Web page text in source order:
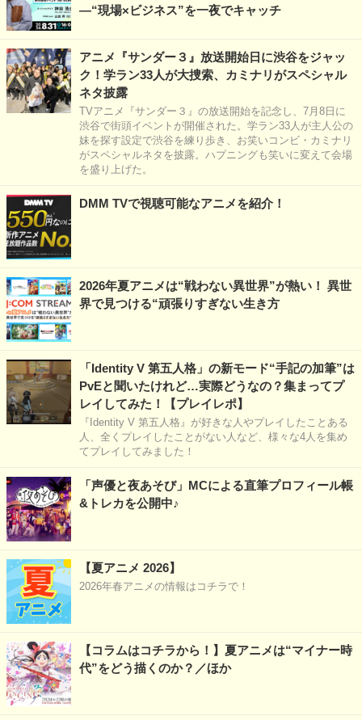
―“現場×ビジネス”を一夜でキャッチ
アニメ『サンダー３』放送開始日に渋谷をジャッ
ク！学ラン33人が大捜索、カミナリがスペシャル
ネタ披露
TVアニメ『サンダー３』の放送開始を記念し、7月8日に
渋谷で街頭イベントが開催された。学ラン33人が主人公の
妹を探す設定で渋谷を練り歩き、お笑いコンビ・カミナリ
がスペシャルネタを披露。ハプニングも笑いに変えて会場
を盛り上げた。
DMM TVで視聴可能なアニメを紹介！
2026年夏アニメは“戦わない異世界”が熱い！ 異世
界で見つける“頑張りすぎない生き方
「Identity V 第五人格」の新モード“手記の加筆”は
PvEと聞いたけれど…実際どうなの？集まってプ
レイしてみた！【プレイレポ】
『Identity V 第五人格』が好きな人やプレイしたことある
人、全くプレイしたことがない人など、様々な4人を集め
てプレイしてみました！
「声優と夜あそび」MCによる直筆プロフィール帳
&トレカを公開中♪
【夏アニメ 2026】
2026年春アニメの情報はコチラで！
【コラムはコチラから！】夏アニメは“マイナー時
代”をどう描くのか？／ほか